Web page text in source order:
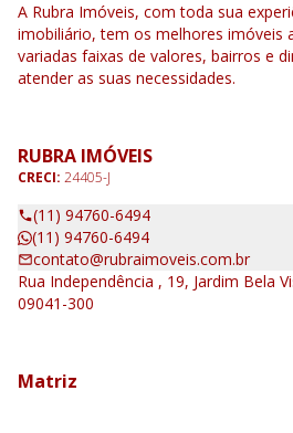
A Rubra Imóveis, com toda sua
imobiliário, tem os melhores imóveis
variadas faixas de valores, bairros e
atender as suas necessidades.
RUBRA IMÓVEIS
CRECI: 24405-J
(11) 94760-6494
(11) 94760-6494
contato@rubraimoveis.com.br
Rua Independência , 19, Jardim Bela
09041-300
Matriz